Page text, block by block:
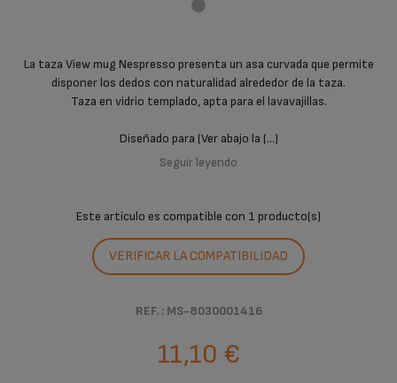
La taza View mug Nespresso presenta un asa curvada que permite
disponer los dedos con naturalidad alrededor de la taza.
Taza en vidrio templado, apta para el lavavajillas.
Diseñado para (Ver abajo la (...)
Seguir leyendo
Este artículo es compatible con 1 producto(s)
VERIFICAR LA COMPATIBILIDAD
REF. : MS-8030001416
11,10 €